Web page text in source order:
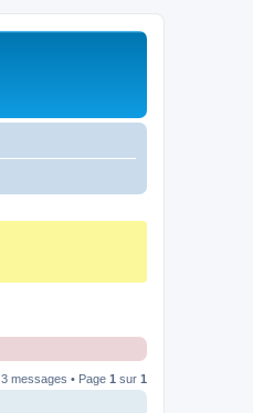
3 messages • Page 1 sur 1